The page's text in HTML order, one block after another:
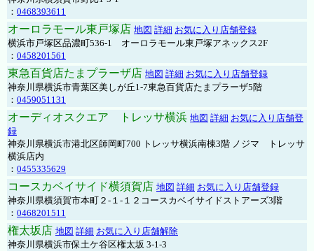
： 0468393611
オーロラモール東戸塚店 地図 詳細 お気に入り店舗登録
横浜市戸塚区品濃町536-1 オーロラモール東戸塚アネックス2F
： 0458201561
東急百貨店たまプラーザ店 地図 詳細 お気に入り店舗登録
神奈川県横浜市青葉区美しが丘1-7東急百貨店たまプラーザ5階
： 0459051131
オーディオスクエア トレッサ横浜 地図 詳細 お気に入り店舗登
録
神奈川県横浜市港北区師岡町700 トレッサ横浜南棟3階 ノジマ トレッサ
横浜店内
： 0455335629
コースカベイサイド横須賀店 地図 詳細 お気に入り店舗登録
神奈川県横須賀市本町２-１-１２コースカベイサイドストアーズ3階
： 0468201511
権太坂店 地図 詳細 お気に入り店舗解除
神奈川県横浜市保土ケ谷区権太坂 3-1-3